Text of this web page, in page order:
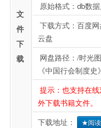
文
件
下
载
原始格式：db数
下载方式：百度
云盘
网盘路径：/时光
《中国行会制度
提示：也支持在
外下载书籍文件。
下载地址：
★阅